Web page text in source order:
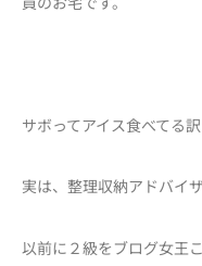
サボってアイス食べてる
実は、整理収納アドバイ
以前に２級をブログ女王